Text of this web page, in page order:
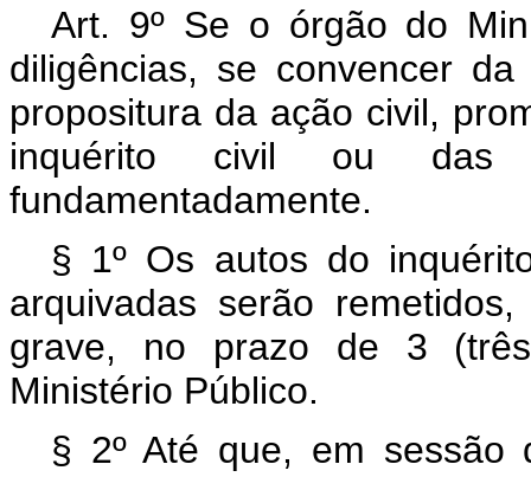
Art. 9º Se o órgão do
diligências, se convencer
propositura da ação civil,
inquérito civil ou das
fundamentadamente.
§ 1º Os autos do
arquivadas serão
grave, no prazo de 3
Ministério Público.
§ 2º Até que, em sessão